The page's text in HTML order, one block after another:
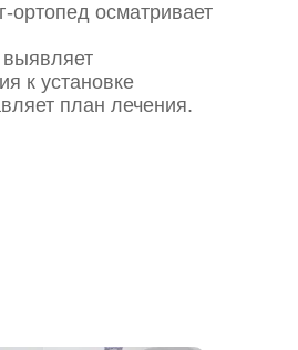
ортопед осматривает
выявляет
к установке
план лечения.